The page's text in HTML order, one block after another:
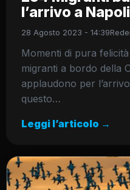
l’arrivo a
28 Agosto 2023 - 14:39
Momenti di pura
migranti a bordo della
applaudono per
questo…
Leggi l’articolo →